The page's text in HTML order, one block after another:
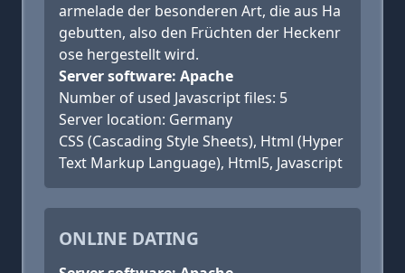
armelade der besonderen Art, die aus Ha
gebutten, also den Früchten der Heckenr
ose hergestellt wird.
Server software: Apache
Number of used Javascript files: 5
Server location: Germany
CSS (Cascading Style Sheets), Html (Hyper
Text Markup Language), Html5, Javascript
ONLINE DATING